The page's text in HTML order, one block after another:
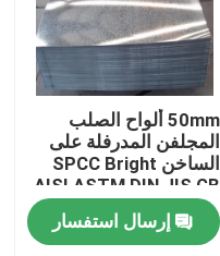
50mm ألواح الصلب
المجلفن المدرفلة على
الساخن SPCC Bright
AISI ASTM DIN JIS GB
إرسال استفسار